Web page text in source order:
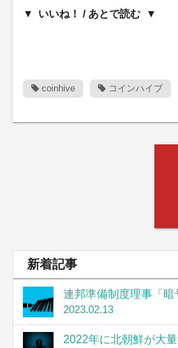
いいね！ / あとで読む
coinhive コインハイブ
新着記事
連邦準備制度理事「
2023.02.13
2022年に北朝鮮が大